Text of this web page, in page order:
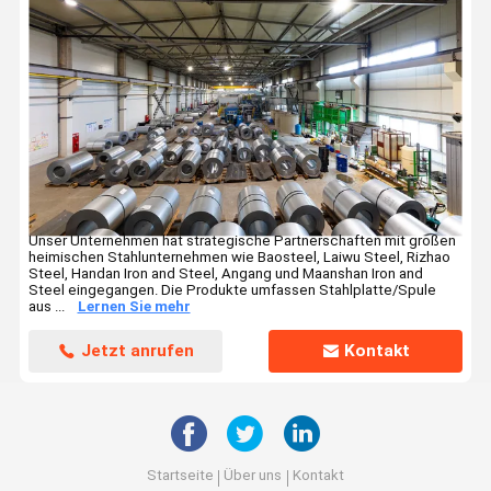
Ringlock-Baugerüst
Nahtlose Stahlrohre
Zinnblech-Blatt-Spule
Elliptischer Kopf
Druckbehälter-Stahlplatte
Unser Unternehmen hat strategische Partnerschaften mit großen
heimischen Stahlunternehmen wie Baosteel, Laiwu Steel, Rizhao
Steel, Handan Iron and Steel, Angang und Maanshan Iron and
Steel eingegangen. Die Produkte umfassen Stahlplatte/Spule
aus ...
Lernen Sie mehr
Jetzt anrufen Kontakt
Startseite Über uns Kontakt